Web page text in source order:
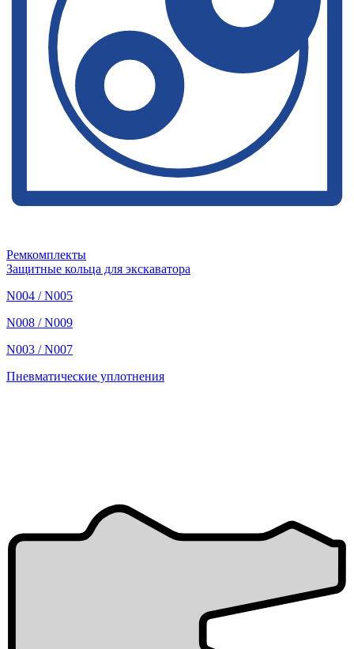
Ремкомплекты
Защитные кольца для экскаватора
N004 / N005
N008 / N009
N003 / N007
Пневматические уплотнения